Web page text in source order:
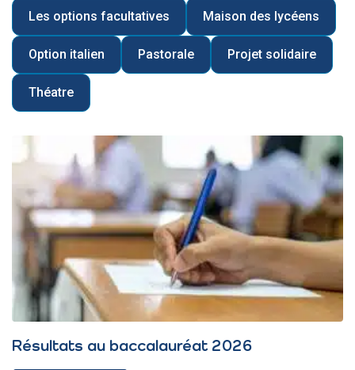
Les options facultatives Maison des lycéens
Option italien Pastorale Projet solidaire
Théatre
Résultats au baccalauréat 2026